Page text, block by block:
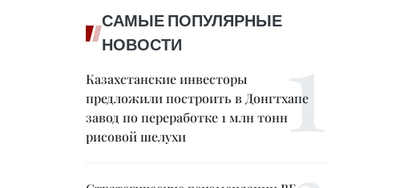
САМЫЕ ПОПУЛЯРНЫЕ
НОВОСТИ
Казахстанские инвесторы
предложили построить в Донгтхапе
завод по переработке 1 млн тонн
рисовой шелухи